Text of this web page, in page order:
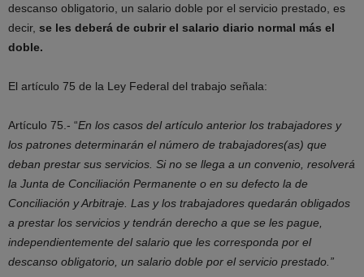
descanso obligatorio, un salario doble por el servicio prestado, es
decir, se les deberá de cubrir el salario diario normal más el
doble.
El artículo 75 de la Ley Federal del trabajo señala:
Artículo 75.- “En los casos del artículo anterior los trabajadores y
los patrones determinarán el número de trabajadores(as) que
deban prestar sus servicios. Si no se llega a un convenio, resolverá
la Junta de Conciliación Permanente o en su defecto la de
Conciliación y Arbitraje. Las y los trabajadores quedarán obligados
a prestar los servicios y tendrán derecho a que se les pague,
independientemente del salario que les corresponda por el
descanso obligatorio, un salario doble por el servicio prestado.”